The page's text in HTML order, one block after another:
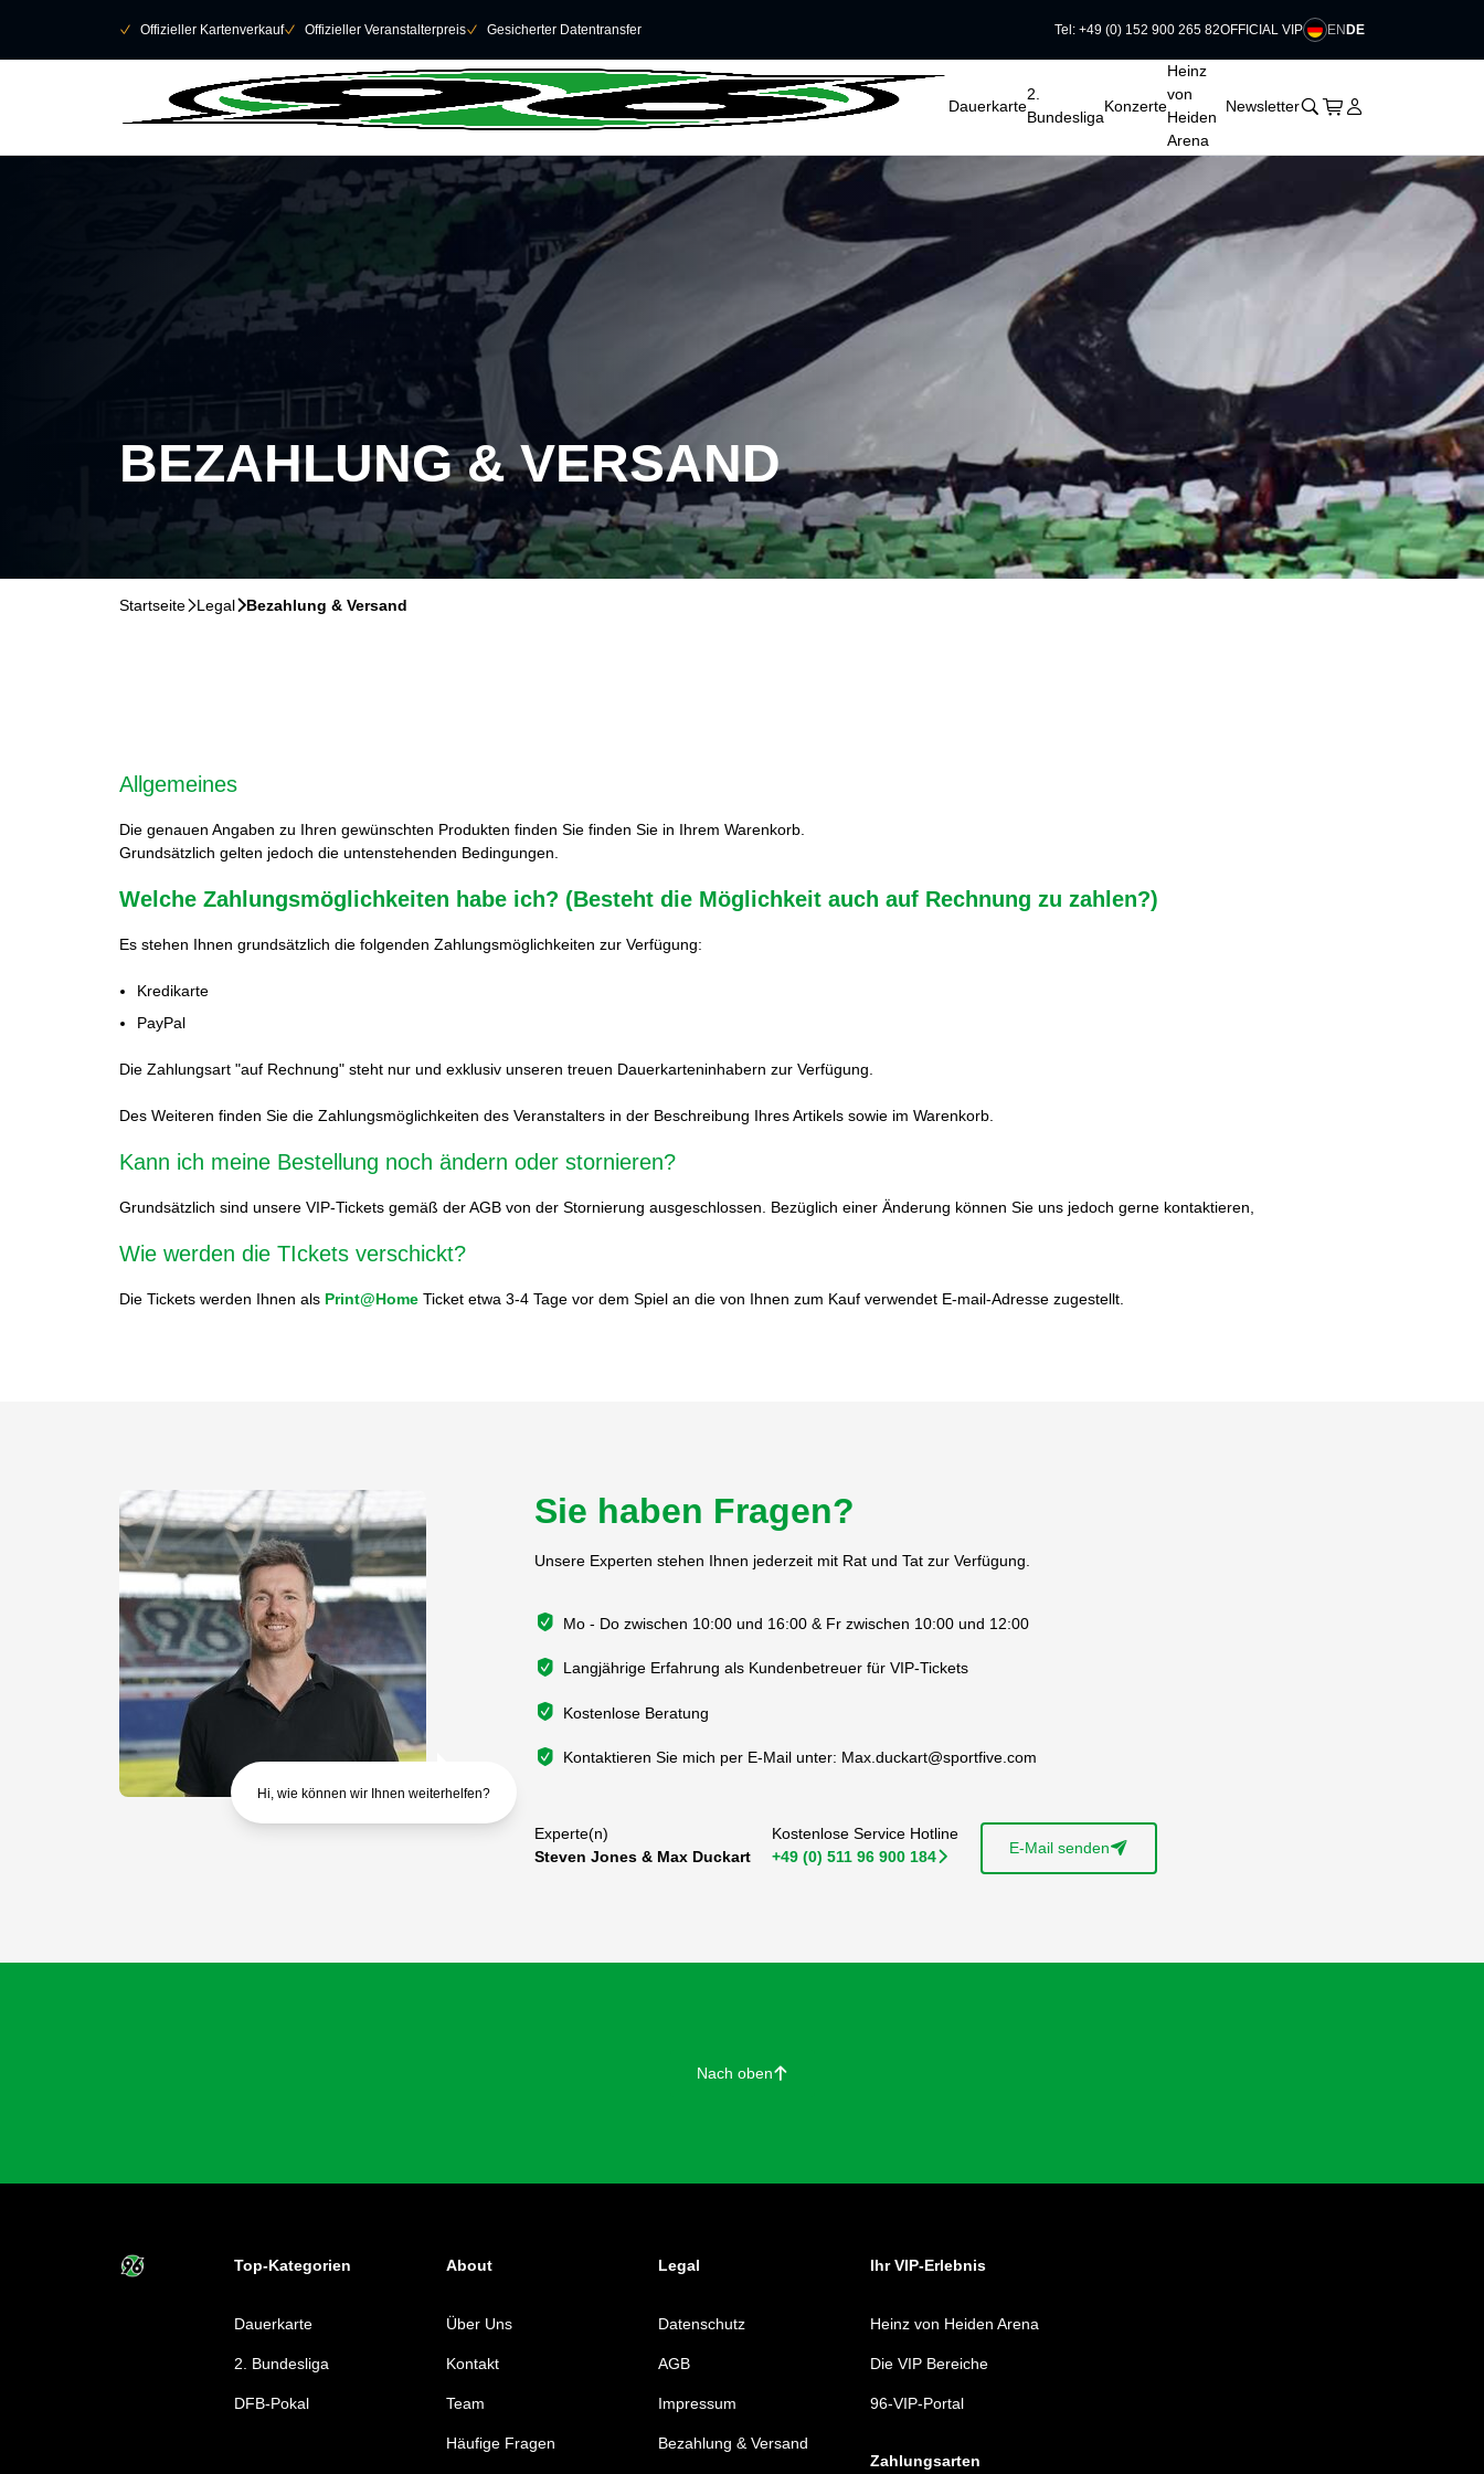
􀆅 Offizieller Kartenverkauf􀆅 Offizieller Veranstalterpreis􀆅 Gesicherter Datentransfer Tel: +49 (0) 152 900 265 82OFFICIAL VIP ENDE
Dauerkarte
2.
Bundesliga
Konzerte
Heinz
von
Heiden
Arena
􀆈
Newsletter􀊫 Warenkorb
􀍩 Login
􀉩
BEZAHLUNG & VERSAND
Startseite􀆊Legal􀆊Bezahlung & Versand
Allgemeines
Die genauen Angaben zu Ihren gewünschten Produkten finden Sie finden Sie in Ihrem Warenkorb.
Grundsätzlich gelten jedoch die untenstehenden Bedingungen.
Welche Zahlungsmöglichkeiten habe ich? (Besteht die Möglichkeit auch auf Rechnung zu zahlen?)
Es stehen Ihnen grundsätzlich die folgenden Zahlungsmöglichkeiten zur Verfügung:
Kredikarte
PayPal
Die Zahlungsart "auf Rechnung" steht nur und exklusiv unseren treuen Dauerkarteninhabern zur Verfügung.
Des Weiteren finden Sie die Zahlungsmöglichkeiten des Veranstalters in der Beschreibung Ihres Artikels sowie im Warenkorb.
Kann ich meine Bestellung noch ändern oder stornieren?
Grundsätzlich sind unsere VIP-Tickets gemäß der AGB von der Stornierung ausgeschlossen. Bezüglich einer Änderung können Sie uns jedoch gerne kontaktieren,
Wie werden die TIckets verschickt?
Die Tickets werden Ihnen als Print@Home Ticket etwa 3-4 Tage vor dem Spiel an die von Ihnen zum Kauf verwendet E-mail-Adresse zugestellt.
Hi, wie können wir Ihnen weiterhelfen?
Sie haben Fragen?
Unsere Experten stehen Ihnen jederzeit mit Rat und Tat zur Verfügung.
Mo - Do zwischen 10:00 und 16:00 & Fr zwischen 10:00 und 12:00
Langjährige Erfahrung als Kundenbetreuer für VIP-Tickets
Kostenlose Beratung
Kontaktieren Sie mich per E-Mail unter: Max.duckart@sportfive.com
Experte(n)
Steven Jones & Max Duckart
Kostenlose Service Hotline
+49 (0) 511 96 900 184􀆊 E-Mail senden􀈠
Nach oben􀄨
Top-Kategorien About Legal Ihr VIP-Erlebnis
Dauerkarte
2. Bundesliga
DFB-Pokal
Über Uns
Kontakt
Team
Häufige Fragen
Datenschutz
AGB
Impressum
Bezahlung & Versand
Heinz von Heiden Arena
Die VIP Bereiche
96-VIP-Portal
Zahlungsarten